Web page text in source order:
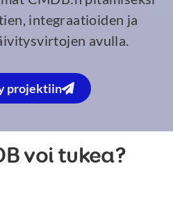
integraatioiden ja
avulla.
projektiin
voi tukea?